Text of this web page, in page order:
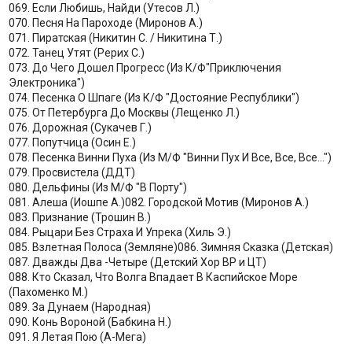
069. Если Любишь, Найди (Утесов Л.)
070. Песня На Пароходе (Миронов А.)
071. Пиратская (Никитин С. / Никитина Т.)
072. Танец Утят (Рерих С.)
073. До Чего Дошел Прогресс (Из К/Ф"Приключения
Электроника")
074. Песенка О Шпаге (Из К/Ф "Достояние Республики")
075. От Петербурга До Москвы (Лещенко Л.)
076. Дорожная (Сукачев Г.)
077. Попутчица (Осин Е.)
078. Песенка Винни Пуха (Из М/Ф "Винни Пух И Все, Все, Все...")
079. Просвистела (ДДТ)
080. Дельфины (Из М/Ф "В Порту")
081. Алеша (Иошпе А.)082. Городской Мотив (Миронов А.)
083. Признание (Трошин В.)
084. Рыцари Без Страха И Упрека (Хиль Э.)
085. Взлетная Полоса (Земляне)086. Зимняя Сказка (Детская)
087. Дважды Два -Четыре (Детский Хор ВР и ЦТ)
088. Кто Сказал, Что Волга Впадает В Каспийское Море
(Пахоменко М.)
089. За Дунаем (Народная)
090. Конь Вороной (Бабкина Н.)
091. Я Летая Пою (А-Мега)